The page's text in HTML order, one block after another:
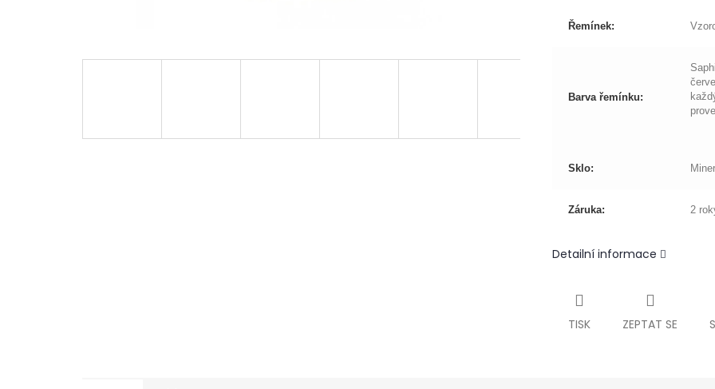
Řemínek:
Barva řemínku:
Sklo:
Záruka: 2
Detailní informace
TISK ZEPTAT SE